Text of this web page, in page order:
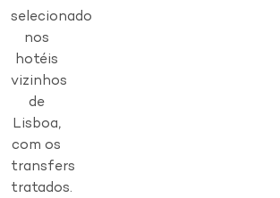
selecionado
nos
hotéis
vizinhos
de
Lisboa,
com os
transfers
tratados.